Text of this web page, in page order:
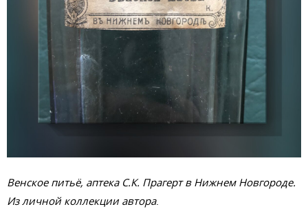
Венское питьё, аптека С.К. Прагерт в Нижнем Новгороде.
Из личной коллекции автора.